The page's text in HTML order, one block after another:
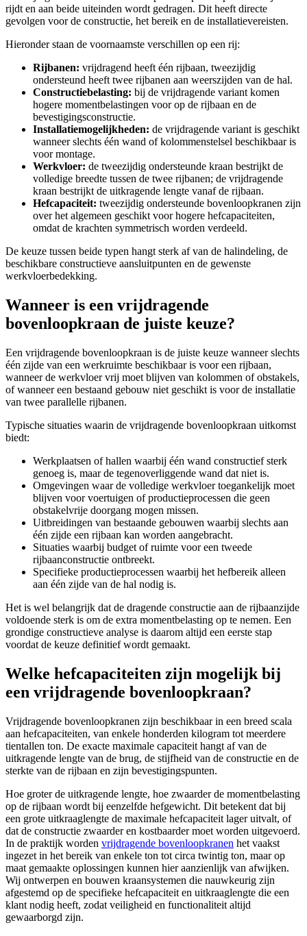
rijdt en aan beide uiteinden wordt gedragen. Dit heeft directe
gevolgen voor de constructie, het bereik en de installatievereisten.
Hieronder staan de voornaamste verschillen op een rij:
Rijbanen: vrijdragend heeft één rijbaan, tweezijdig
ondersteund heeft twee rijbanen aan weerszijden van de hal.
Constructiebelasting: bij de vrijdragende variant komen
hogere momentbelastingen voor op de rijbaan en de
bevestigingsconstructie.
Installatiemogelijkheden: de vrijdragende variant is geschikt
wanneer slechts één wand of kolommenstelsel beschikbaar is
voor montage.
Werkvloer: de tweezijdig ondersteunde kraan bestrijkt de
volledige breedte tussen de twee rijbanen; de vrijdragende
kraan bestrijkt de uitkragende lengte vanaf de rijbaan.
Hefcapaciteit: tweezijdig ondersteunde bovenloopkranen zijn
over het algemeen geschikt voor hogere hefcapaciteiten,
omdat de krachten symmetrisch worden verdeeld.
De keuze tussen beide typen hangt sterk af van de halindeling, de
beschikbare constructieve aansluitpunten en de gewenste
werkvloerbedekking.
Wanneer is een vrijdragende
bovenloopkraan de juiste keuze?
Een vrijdragende bovenloopkraan is de juiste keuze wanneer slechts
één zijde van een werkruimte beschikbaar is voor een rijbaan,
wanneer de werkvloer vrij moet blijven van kolommen of obstakels,
of wanneer een bestaand gebouw niet geschikt is voor de installatie
van twee parallelle rijbanen.
Typische situaties waarin de vrijdragende bovenloopkraan uitkomst
biedt:
Werkplaatsen of hallen waarbij één wand constructief sterk
genoeg is, maar de tegenoverliggende wand dat niet is.
Omgevingen waar de volledige werkvloer toegankelijk moet
blijven voor voertuigen of productieprocessen die geen
obstakelvrije doorgang mogen missen.
Uitbreidingen van bestaande gebouwen waarbij slechts aan
één zijde een rijbaan kan worden aangebracht.
Situaties waarbij budget of ruimte voor een tweede
rijbaanconstructie ontbreekt.
Specifieke productieprocessen waarbij het hefbereik alleen
aan één zijde van de hal nodig is.
Het is wel belangrijk dat de dragende constructie aan de rijbaanzijde
voldoende sterk is om de extra momentbelasting op te nemen. Een
grondige constructieve analyse is daarom altijd een eerste stap
voordat de keuze definitief wordt gemaakt.
Welke hefcapaciteiten zijn mogelijk bij
een vrijdragende bovenloopkraan?
Vrijdragende bovenloopkranen zijn beschikbaar in een breed scala
aan hefcapaciteiten, van enkele honderden kilogram tot meerdere
tientallen ton. De exacte maximale capaciteit hangt af van de
uitkragende lengte van de brug, de stijfheid van de constructie en de
sterkte van de rijbaan en zijn bevestigingspunten.
Hoe groter de uitkragende lengte, hoe zwaarder de momentbelasting
op de rijbaan wordt bij eenzelfde hefgewicht. Dit betekent dat bij
een grote uitkraaglengte de maximale hefcapaciteit lager uitvalt, of
dat de constructie zwaarder en kostbaarder moet worden uitgevoerd.
In de praktijk worden vrijdragende bovenloopkranen het vaakst
ingezet in het bereik van enkele ton tot circa twintig ton, maar op
maat gemaakte oplossingen kunnen hier aanzienlijk van afwijken.
Wij ontwerpen en bouwen kraansystemen die nauwkeurig zijn
afgestemd op de specifieke hefcapaciteit en uitkraaglengte die een
klant nodig heeft, zodat veiligheid en functionaliteit altijd
gewaarborgd zijn.